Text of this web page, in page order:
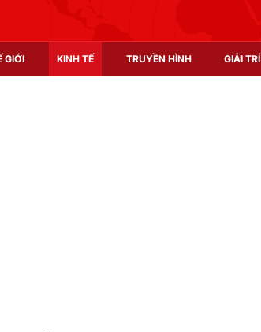
GIỚI KINH TẾ TRUYỀN HÌNH GIẢI TRÍ